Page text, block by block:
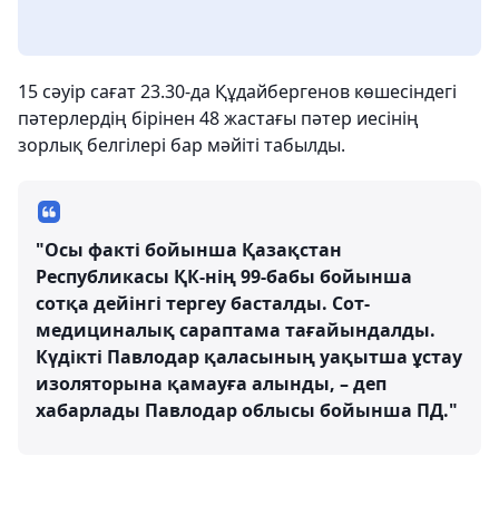
15 сәуір сағат 23.30-да Құдайбергенов көшесіндегі
пәтерлердің бірінен 48 жастағы пәтер иесінің
зорлық белгілері бар мәйіті табылды.
"Осы факті бойынша Қазақстан
Республикасы ҚК-нің 99-бабы бойынша
сотқа дейінгі тергеу басталды. Сот-
медициналық сараптама тағайындалды.
Күдікті Павлодар қаласының уақытша ұстау
изоляторына қамауға алынды, – деп
хабарлады Павлодар облысы бойынша ПД."